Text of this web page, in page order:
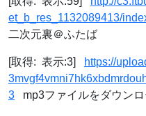
et_b_res_1132089413/
二次元裏＠ふたば
[取得: 表示:3]
https://
3 mp3ファイルをダウンロ